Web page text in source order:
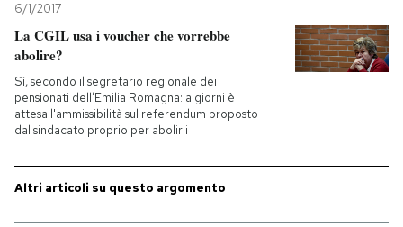
6/1/2017
La CGIL usa i voucher che vorrebbe
abolire?
Sì, secondo il segretario regionale dei
pensionati dell’Emilia Romagna: a giorni è
attesa l'ammissibilità sul referendum proposto
dal sindacato proprio per abolirli
Altri articoli su questo argomento